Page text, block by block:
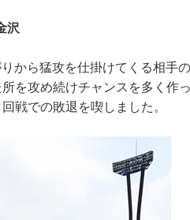
沢
から猛攻を仕掛けてくる相手の
を攻め続けチャンスを多く作
戦での敗退を喫しました。